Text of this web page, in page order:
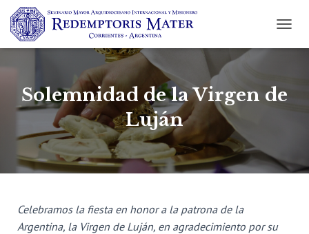
A
A
O
Solemnidad de la Virgen de
Luján
Celebramos la fiesta en honor a la patrona de la
Argentina, la Virgen de Luján, en agradecimiento por su